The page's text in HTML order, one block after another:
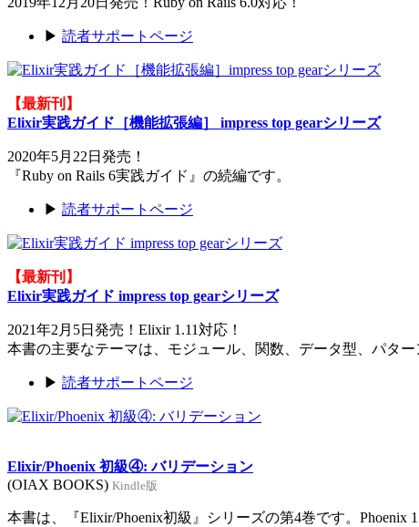
▶ 読者サポートページ
【最新刊】
Elixir実践ガイド［機能拡張編］ impress top gearシリーズ
2020年5月22日発売！
『Ruby on Rails 6実践ガイド』の続編です。
▶ 読者サポートページ
【最新刊】
Elixir実践ガイド impress top gearシリーズ
2021年2月5日発売！Elixir 1.11対応！
本書の主要なテーマは、モジュール、関数、データ型、パター
▶ 読者サポートページ
Elixir/Phoenix 初級④: バリデーション
(OIAX BOOKS) Kindle版
本書は、『Elixir/Phoenix初級』シリーズの第4巻です。Phoenix